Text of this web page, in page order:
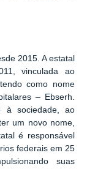
2015. A estatal
vinculada ao
como nome
– Ebserh.
à sociedade, ao
um novo nome,
é responsável
federais em 25
suas